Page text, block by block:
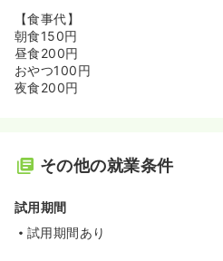
【食事代】
朝食150円
昼食200円
おやつ100円
夜食200円
その他の就業条件
試用期間
試用期間あり